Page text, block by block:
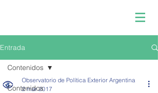
Entrada
Contenidos
Contenidos
Observatorio de Política Exterior Argentina
2 mar 2017